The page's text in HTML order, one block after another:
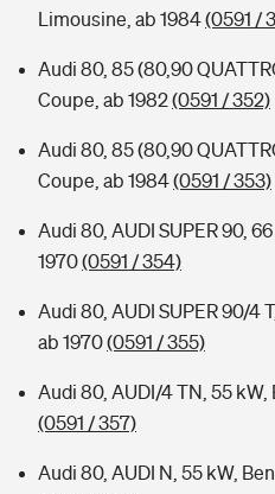
Limousine, ab 1984(0591 /
Audi 80, 85 (80,90
Coupe, ab 1982(0591 / 352)
Audi 80, 85 (80,90
Coupe, ab 1984(0591 / 353)
Audi 80, AUDI SUPER 90,
1970(0591 / 354)
Audi 80, AUDI SUPER 90/4
ab 1970(0591 / 355)
Audi 80, AUDI/4 TN, 55
(0591 / 357)
Audi 80, AUDI N, 55 kW,